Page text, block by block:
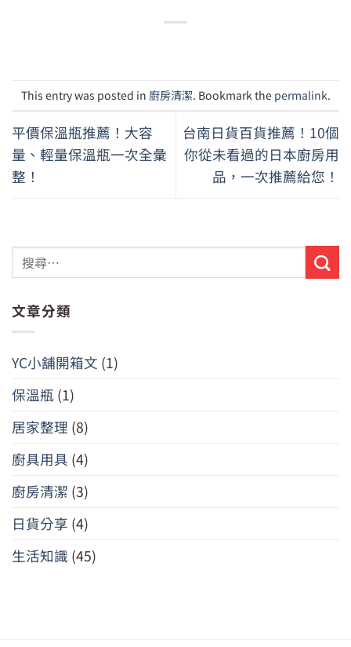
This entry was posted in 廚房清潔. Bookmark the permalink.
平價保溫瓶推薦！大容
量、輕量保溫瓶一次全彙
整！
台南日貨百貨推薦！10個
你從未看過的日本廚房用
品，一次推薦給您！
文章分類
YC小舖開箱文 (1)
保溫瓶 (1)
居家整理 (8)
廚具用具 (4)
廚房清潔 (3)
日貨分享 (4)
生活知識 (45)